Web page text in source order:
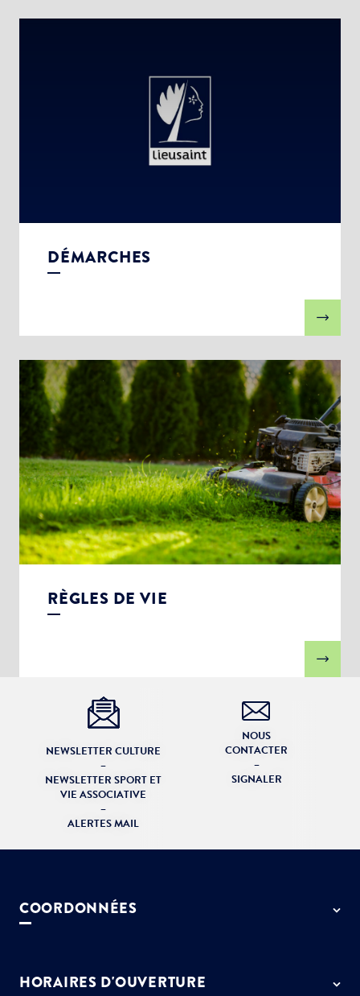
DÉMARCHES
RÈGLES DE VIE
NEWSLETTER CULTURE
–
NEWSLETTER SPORT ET
VIE ASSOCIATIVE
–
ALERTES MAIL
NOUS
CONTACTER
–
SIGNALER
COORDONNÉES
01 64 13 55 55
HORAIRES D'OUVERTURE